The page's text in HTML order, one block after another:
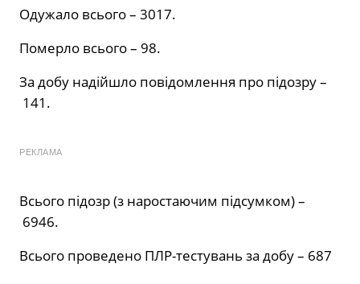
Одужало всього – 3017.
Померло всього – 98.
За добу надійшло повідомлення про підозру –
141.
РЕКЛАМА
Всього підозр (з наростаючим підсумком) –
6946.
Всього проведено ПЛР-тестувань за добу – 687